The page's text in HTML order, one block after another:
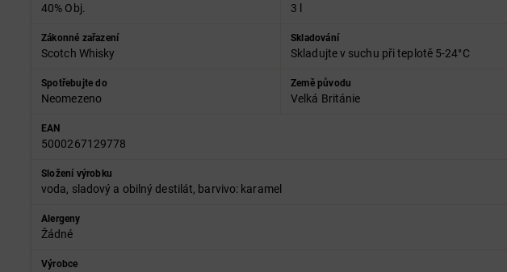
40% Obj. 3 l
Zákonné zařazení
Scotch Whisky
Skladování
Skladujte v suchu při teplotě 5-24°C
Spotřebujte do
Neomezeno
Země původu
Velká Británie
EAN
5000267129778
Složení výrobku
voda, sladový a obilný destilát, barvivo: karamel
Alergeny
Žádné
Výrobce